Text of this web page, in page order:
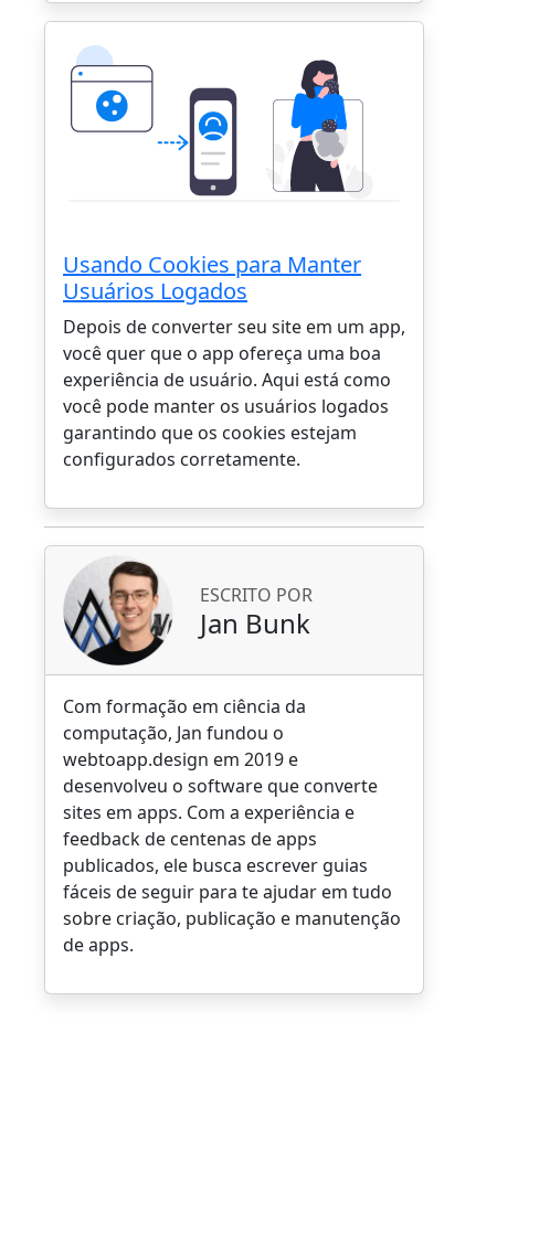
Usando Cookies para Manter
Usuários Logados
Depois de converter seu site em um app,
você quer que o app ofereça uma boa
experiência de usuário. Aqui está como
você pode manter os usuários logados
garantindo que os cookies estejam
configurados corretamente.
ESCRITO POR
Jan Bunk
Com formação em ciência da
computação, Jan fundou o
webtoapp.design em 2019 e
desenvolveu o software que converte
sites em apps. Com a experiência e
feedback de centenas de apps
publicados, ele busca escrever guias
fáceis de seguir para te ajudar em tudo
sobre criação, publicação e manutenção
de apps.